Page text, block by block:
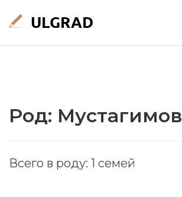
Род: Мустагимов
Всего в роду: 1 семей